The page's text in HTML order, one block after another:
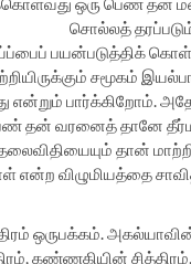
சொல்லத்
பயன்படுத்திக்
சமூகம்
என்றும் பார்க்கிறோம்.
தன் வரனைத் தானே
தான் மாற்றி
என்ற விழுமியத்தை
ஒருபக்கம். அகல்யாவின்
கண்ணகியின்